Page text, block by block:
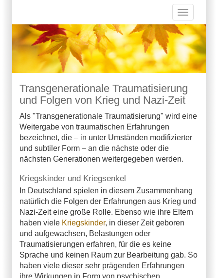
Toggle
navigation
Transgenerationale Traumatisierung
und Folgen von Krieg und Nazi-Zeit
Als "Transgenerationale Traumatisierung" wird eine
Weitergabe von traumatischen Erfahrungen
bezeichnet, die – in unter Umständen modifizierter
und subtiler Form – an die nächste oder die
nächsten Generationen weitergegeben werden.
Kriegskinder und Kriegsenkel
In Deutschland spielen in diesem Zusammenhang
natürlich die Folgen der Erfahrungen aus Krieg und
Nazi-Zeit eine große Rolle. Ebenso wie ihre Eltern
haben viele Kriegskinder, in dieser Zeit geboren
und aufgewachsen, Belastungen oder
Traumatisierungen erfahren, für die es keine
Sprache und keinen Raum zur Bearbeitung gab. So
haben viele dieser sehr prägenden Erfahrungen
ihre Wirkungen in Form von psychischen